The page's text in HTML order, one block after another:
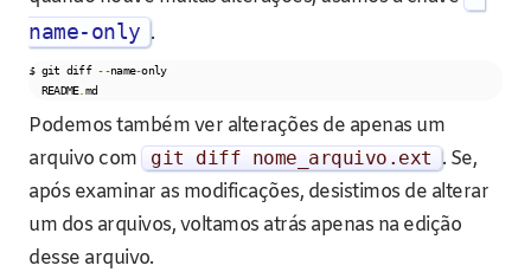
name-only .
$ git diff --name-only
  README
. md
Podemos também ver alterações de apenas um
arquivo com
git diff nome_arquivo . ext . Se,
após examinar as modificações, desistimos de alterar
um dos arquivos, voltamos atrás apenas na edição
desse arquivo.